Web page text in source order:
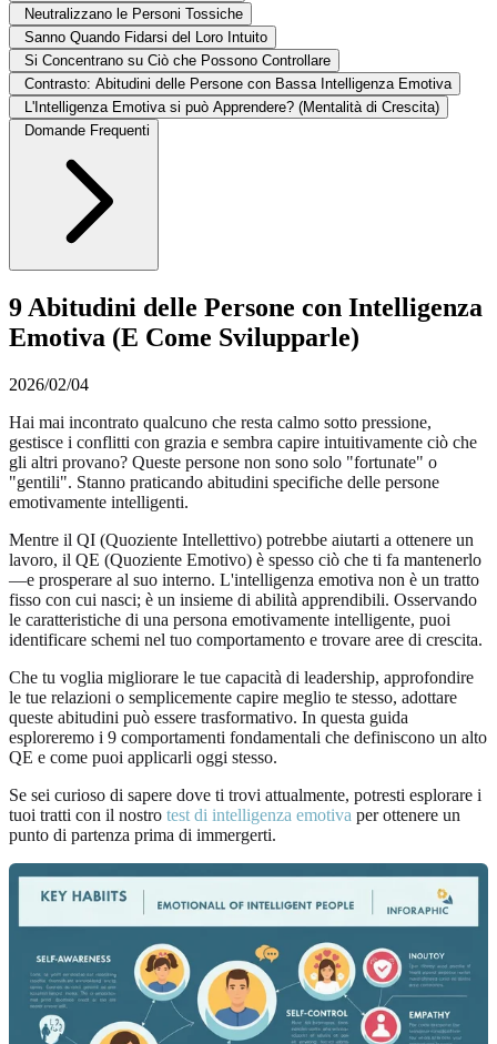
Neutralizzano le Personi Tossiche
Sanno Quando Fidarsi del Loro Intuito
Si Concentrano su Ciò che Possono Controllare
Contrasto: Abitudini delle Persone con Bassa Intelligenza Emotiva
L'Intelligenza Emotiva si può Apprendere? (Mentalità di Crescita)
Domande Frequenti
9 Abitudini delle Persone con Intelligenza
Emotiva (E Come Svilupparle)
2026/02/04
Hai mai incontrato qualcuno che resta calmo sotto pressione,
gestisce i conflitti con grazia e sembra capire intuitivamente ciò che
gli altri provano? Queste persone non sono solo "fortunate" o
"gentili". Stanno praticando abitudini specifiche delle persone
emotivamente intelligenti.
Mentre il QI (Quoziente Intellettivo) potrebbe aiutarti a ottenere un
lavoro, il QE (Quoziente Emotivo) è spesso ciò che ti fa mantenerlo
—e prosperare al suo interno. L'intelligenza emotiva non è un tratto
fisso con cui nasci; è un insieme di abilità apprendibili. Osservando
le caratteristiche di una persona emotivamente intelligente, puoi
identificare schemi nel tuo comportamento e trovare aree di crescita.
Che tu voglia migliorare le tue capacità di leadership, approfondire
le tue relazioni o semplicemente capire meglio te stesso, adottare
queste abitudini può essere trasformativo. In questa guida
esploreremo i 9 comportamenti fondamentali che definiscono un alto
QE e come puoi applicarli oggi stesso.
Se sei curioso di sapere dove ti trovi attualmente, potresti esplorare i
tuoi tratti con il nostro test di intelligenza emotiva per ottenere un
punto di partenza prima di immergerti.